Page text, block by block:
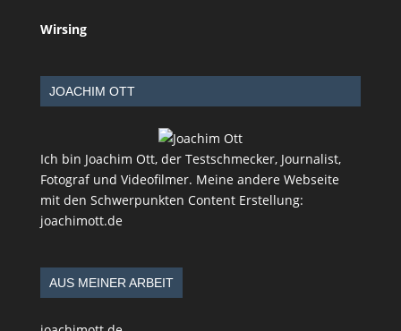
Wirsing
JOACHIM OTT
Ich bin Joachim Ott, der Testschmecker, Journalist,
Fotograf und Videofilmer. Meine andere Webseite
mit den Schwerpunkten Content Erstellung:
joachimott.de
AUS MEINER ARBEIT